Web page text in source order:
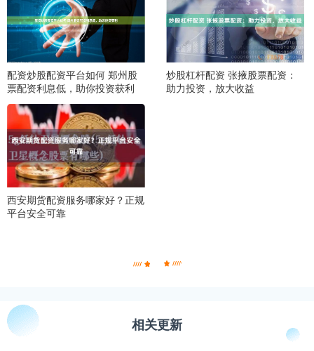
配资炒股配资平台如何 郑州股
票配资利息低，助你投资获利
炒股杠杆配资 张掖股票配资：
助力投资，放大收益
西安期货配资服务哪家好？正规
平台安全可靠
相关更新